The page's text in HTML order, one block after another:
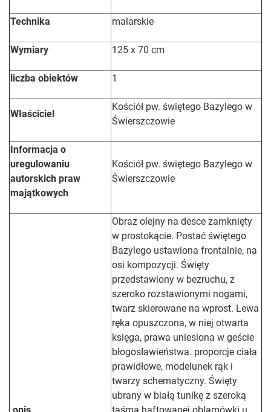
Technika malarskie
Wymiary 125 x 70 cm
liczba obiektów 1
Właściciel
Kościół pw. świętego Bazylego w
Świerszczowie
Informacja o
uregulowaniu
autorskich praw
majątkowych
Kościół pw. świętego Bazylego w
Świerszczowie
Obraz olejny na desce zamknięty
w prostokącie. Postać świętego
Bazylego ustawiona frontalnie, na
osi kompozycji. Święty
przedstawiony w bezruchu, z
szeroko rozstawionymi nogami,
twarz skierowane na wprost. Lewa
ręka opuszczona, w niej otwarta
księga, prawa uniesiona w geście
błogosławieństwa. proporcje ciała
prawidłowe, modelunek rąk i
twarzy schematyczny. Święty
ubrany w białą tunikę z szeroką